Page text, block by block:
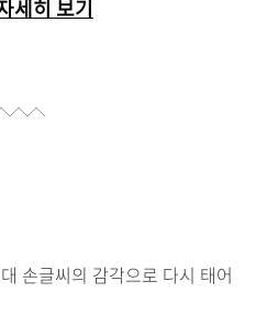
세히 보기
손글씨의 감각으로 다시 태어